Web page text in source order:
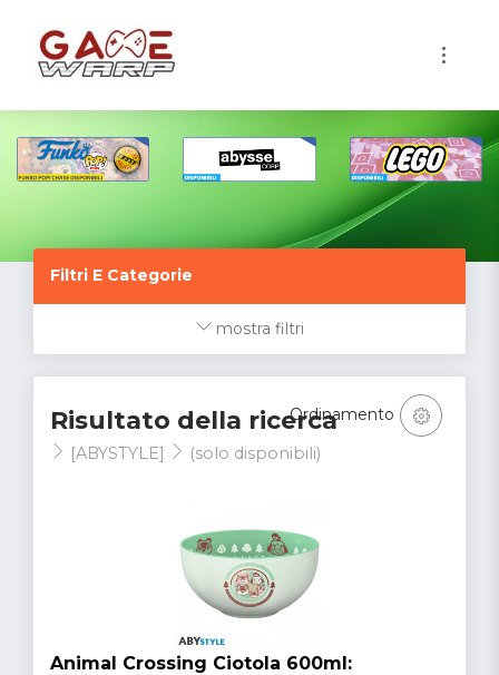
Filtri E Categorie
mostra filtri
Risultato della ricerca
[ABYSTYLE] (solo disponibili)
Ordinamento
Animal Crossing Ciotola 600ml: